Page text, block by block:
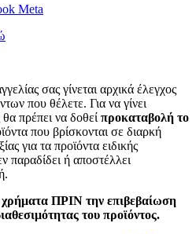
Meta
σας γίνεται αρχικά έλεγχος
που θέλετε. Για να γίνει
πρέπει να δοθείπροκαταβολή το
που βρίσκονται σε διαρκή
για τα προϊόντα ειδικής
παραδίδει ή αποστέλλει
ΠΡΙΝ την επιβεβαίωση
του προϊόντος.